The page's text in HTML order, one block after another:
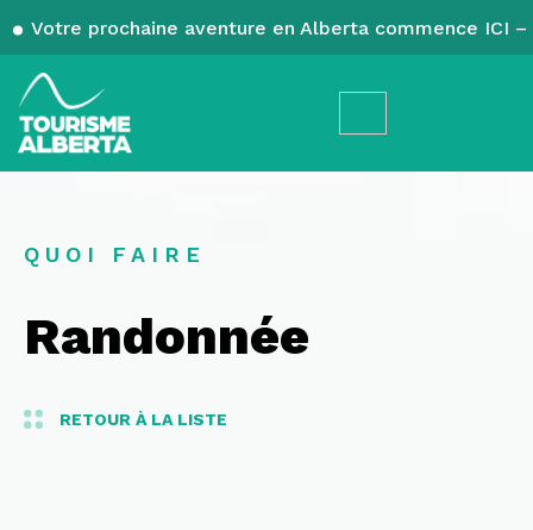
Votre prochaine aventure en Alberta commence ICI
QUOI FAIRE
Randonnée
RETOUR À LA LISTE